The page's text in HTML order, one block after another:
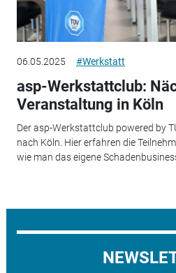
06.05.2025 #Werkstatt
asp-Werkstattclub:
Veranstaltung in Köln
Der asp-Werkstattclub powered by
nach Köln. Hier erfahren die
wie man das eigene